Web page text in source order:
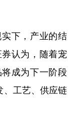
下，产业的结
认为，随着宠
成为下一阶段
、工艺、供应链